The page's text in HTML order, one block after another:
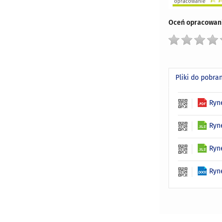
Oceń
Pliki do